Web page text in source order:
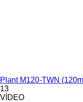
Plant M120-TWN
13
VÍDEO